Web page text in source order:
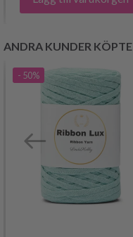
ANDRA KUNDER KÖPTE
- 50%